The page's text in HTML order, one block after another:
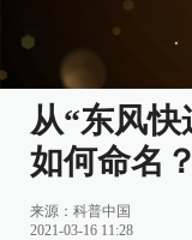
从“东风
如何命名？
来源： 科普中国
2021-03-16 11:28